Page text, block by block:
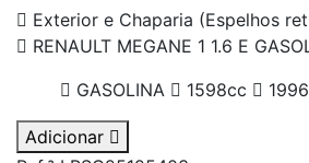
Exterior e Chaparia (Espelhos
RENAULT MEGANE 1 1.6 E
GASOLINA
1598cc 1996
Adicionar